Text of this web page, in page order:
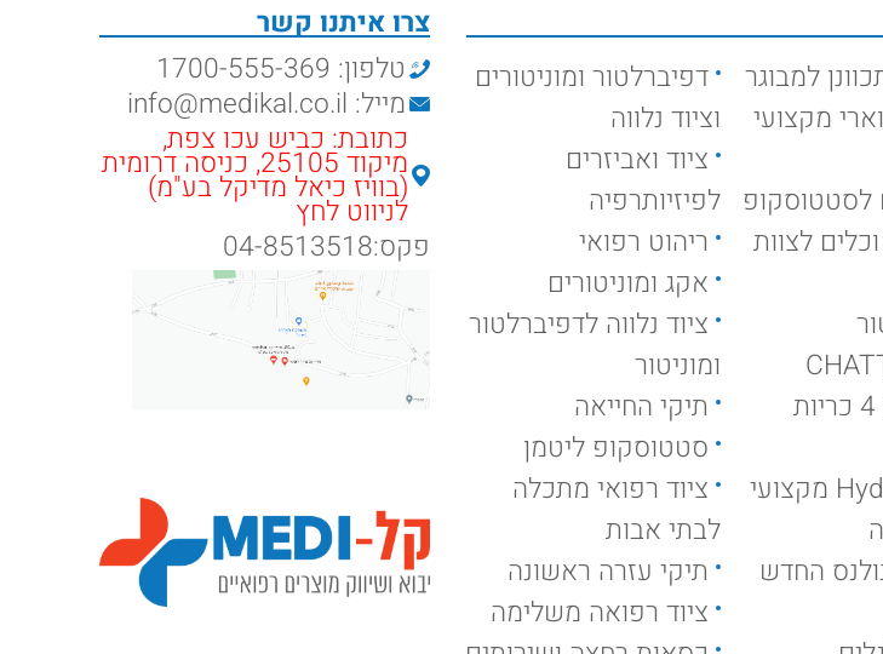
למבוגר
מקצועי
לסטטוסקופ
לצוות
מקורי כולל 4 כריות
Hydrocollator מקצועי
החדש
דפיברלטור ומוניטורים
וציוד נלווה
ציוד ואביזרים
לפיזיותרפיה
ריהוט רפואי
אקג ומוניטורים
ציוד נלווה לדפיברלטור
ומוניטור
תיקי החייאה
סטטוסקופ ליטמן
ציוד רפואי מתכלה
לבתי אבות
תיקי עזרה ראשונה
ציוד רפואה משלימה
צרו איתנו קשר
טלפון: 1700-555-369
מייל: info@medikal.co.il
כתובת: כביש עכו צפת,
מיקוד 25105, כניסה דרומית
(בוויז כיאל מדיקל בע"מ)
לניווט לחץ
פקס:04-8513518